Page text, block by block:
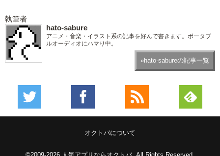
執筆者
hato-sabure
アニメ・音楽・イラスト系の記事を好んで書きます。ポータブ
ルオーディオにハマり中。
»hato-sabureの記事一覧
オクトバについて